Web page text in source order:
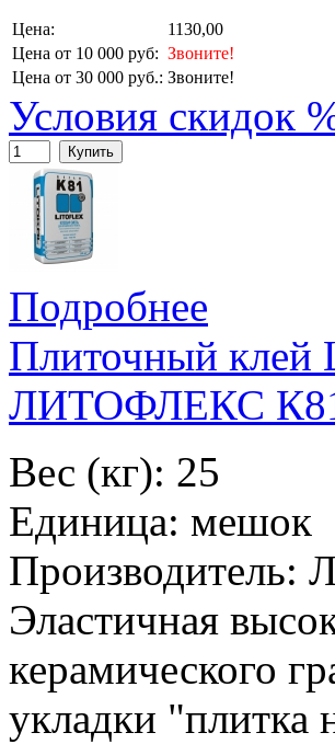
Цена:
1130,00
Цена от 10 000 руб: Звоните!
Цена от 30 000 руб.: Звоните!
Условия скидок
Купить
Подробнее
Плиточный
ЛИТОФЛЕКС
Вес (кг): 25
Единица: мешок
Эластичная
керамического
укладки "плитка